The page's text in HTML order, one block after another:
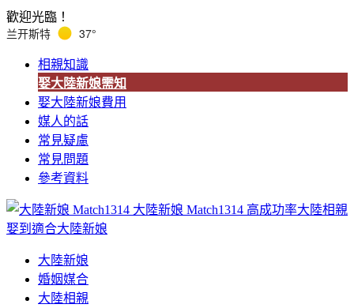
歡迎光臨！
兰开斯特 37°
相親知識
娶大陸新娘需知
娶大陸新娘費用
媒人的話
常見疑慮
常見問題
參考資料
大陸新娘 Match1314 高成功率大陸相親
娶到適合大陸新娘
大陸新娘
婚姻媒合
大陸相親